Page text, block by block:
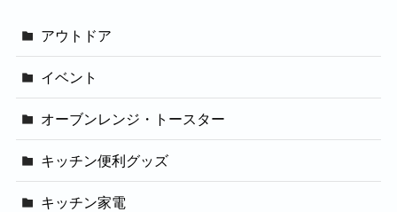
アウトドア
イベント
オーブンレンジ・トースター
キッチン便利グッズ
キッチン家電